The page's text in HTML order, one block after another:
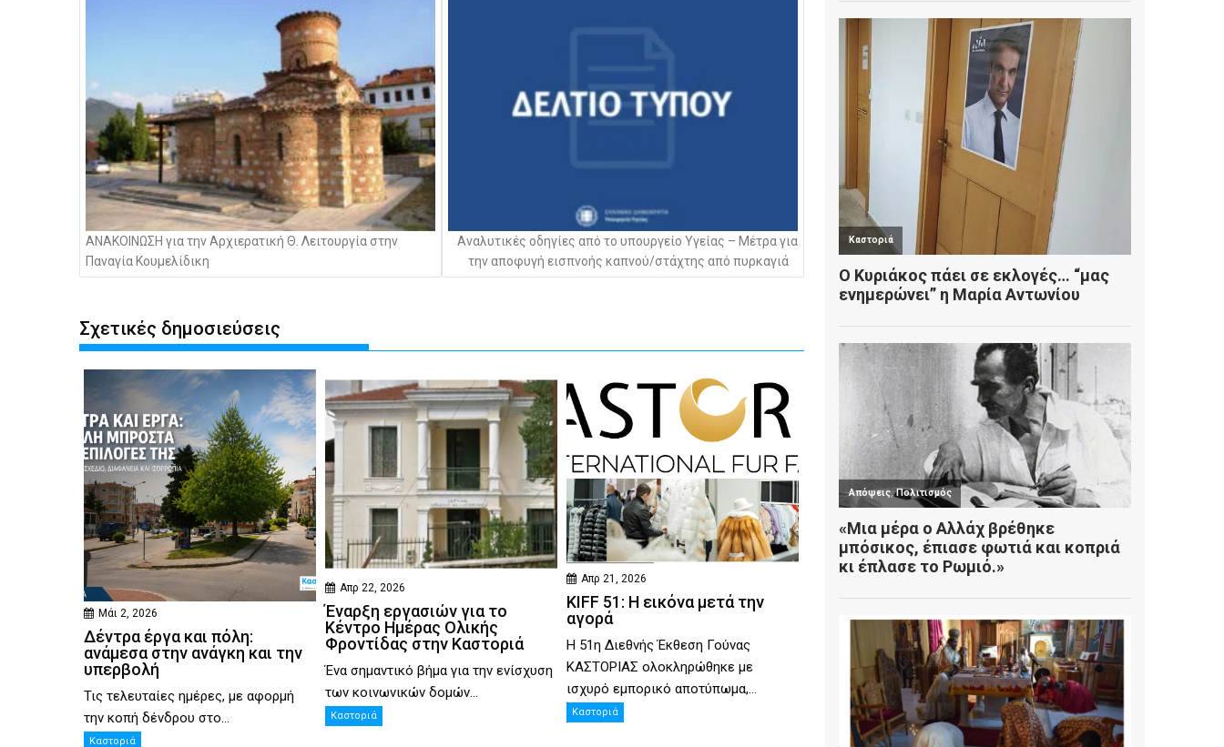
ΑΝΑΚΟΙΝΩΣΗ για την Αρχιερατική Θ. Λειτουργία στην
Παναγία Κουμελίδικη
Αναλυτικές οδηγίες από το υπουργείο Υγείας – Μέτρα για
την αποφυγή εισπνοής καπνού/στάχτης από πυρκαγιά
Σχετικές δημοσιεύσεις
Μάι 2, 2026
Δέντρα έργα και πόλη:
ανάμεσα στην ανάγκη και την
υπερβολή
Τις τελευταίες ημέρες, με αφορμή
την κοπή δένδρου στο...
Καστοριά
Απρ 22, 2026
Έναρξη εργασιών για το
Κέντρο Ημέρας Ολικής
Φροντίδας στην Καστοριά
Ένα σημαντικό βήμα για την ενίσχυση
των κοινωνικών δομών...
Καστοριά
Απρ 21, 2026
KIFF 51: Η εικόνα μετά την
αγορά
Η 51η Διεθνής Έκθεση Γούνας
ΚΑΣΤΟΡΙΑΣ ολοκληρώθηκε με
ισχυρό εμπορικό αποτύπωμα,...
Καστοριά